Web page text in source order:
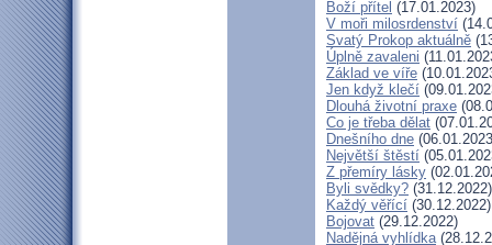
Boží přítel (17.01.2023)
V moři milosrdenství
Svatý Prokop aktuálně
Úplně zavaleni
Základ ve víře
Jen když klečí
Dlouhá životní praxe
Co je třeba dělat
Dnešního dne
Největší štěstí
Z přemíry lásky
Byli svědky? (31.12.2022)
Každý věřící (30.12.2022)
Bojovat (29.12.2022)
Nadějná vyhlídka